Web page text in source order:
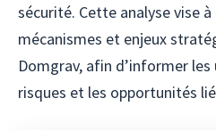
sécurité. Cette analyse vise
mécanismes et enjeux
Domgrav, afin d’informer
risques et les opportunités